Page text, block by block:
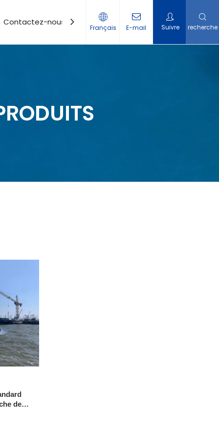
Contactez-nous
Français E-mail Suivre recherche
de